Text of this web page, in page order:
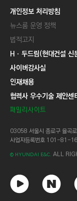
개인정보 처리방침
뉴스룸 운영 정책
법적고지
Hㆍ두드림(현대건설 신
사이버감사실
인재채용
협력사 우수기술 제안센
패밀리사이트
03058 서울시 종로구 율곡
사업자등록번호 101-81-
© HYUNDAI E&C. ALL